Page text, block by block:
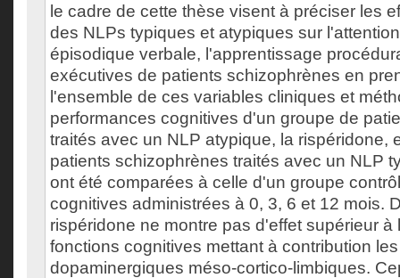
le cadre de cette thèse visent à préciser les
des NLPs typiques et atypiques sur
épisodique verbale, l'apprentissage
exécutives de patients schizophrènes en
l'ensemble de ces variables cliniques et
performances cognitives d'un groupe de
traités avec un NLP atypique, la rispéridone,
patients schizophrènes traités avec un NLP
ont été comparées à celle d'un groupe
cognitives administrées à 0, 3, 6 et 12 mois.
rispéridone ne montre pas d'effet supérieur à
fonctions cognitives mettant à contribution
dopaminergiques méso-cortico-limbiques.